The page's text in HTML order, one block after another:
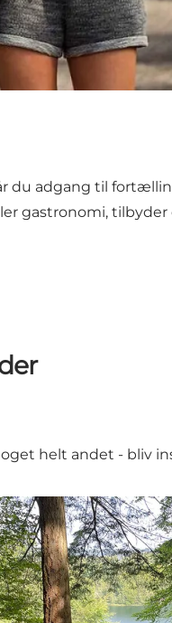
du adgang til
gastronomi,
helt andet - bliv